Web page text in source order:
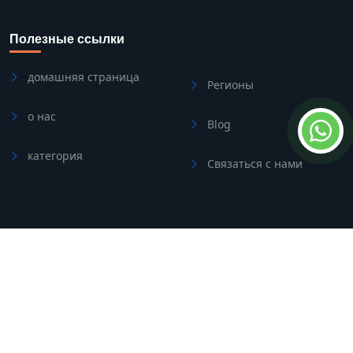
Полезные ссылки
домашняя страница
о нас
категория
Регионы
Blog
Связаться с нами